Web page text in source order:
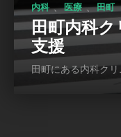
内科 、医療 、田町
田町内科ク
支援
田町にある内科クリ